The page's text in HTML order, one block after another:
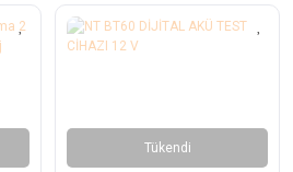
Tükendi